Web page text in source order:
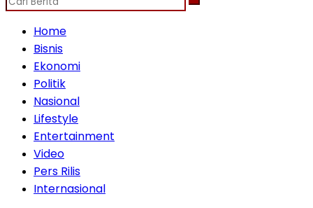
Home
Bisnis
Ekonomi
Politik
Nasional
Lifestyle
Entertainment
Video
Pers Rilis
Internasional